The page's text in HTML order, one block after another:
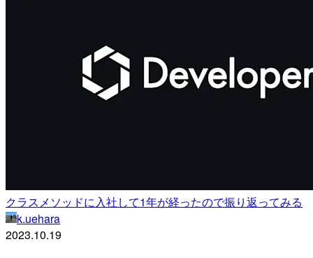
クラスメソッドに入社して1年が経ったので振り返ってみる
k.uehara
2023.10.19